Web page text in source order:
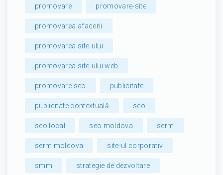
promovare promovare-site
promovarea afacerii
promovarea site-ului
promovarea site-ului web
promovare seo publicitate
publicitate contextuală seo
seo local seo moldova serm
serm moldova site-ul corporativ
smm strategie de dezvoltare